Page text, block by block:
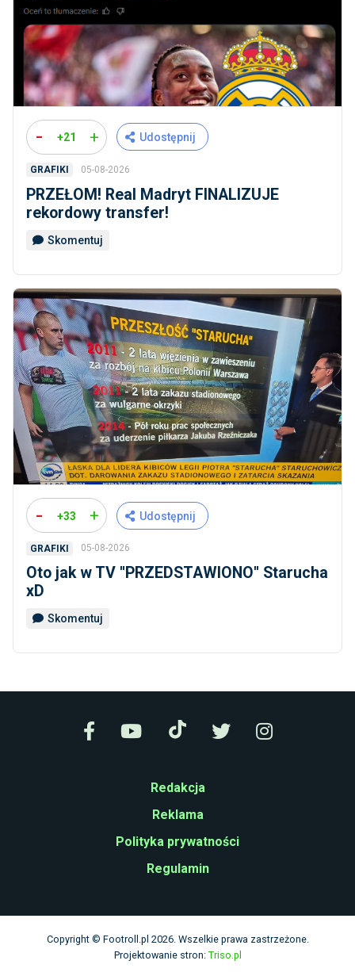
- +21 + Udostępnij
GRAFIKI 05-08-2026
PRZEŁOM! Real Madryt FINALIZUJE
rekordowy transfer!
Skomentuj
- +33 + Udostępnij
GRAFIKI 05-08-2026
Oto jak w TV ''PRZEDSTAWIONO'' Starucha
xD
Skomentuj
Redakcja
Reklama
Polityka prywatności
Regulamin
Copyright © Footroll.pl 2026. Wszelkie prawa zastrzeżone.
Projektowanie stron: Triso.pl